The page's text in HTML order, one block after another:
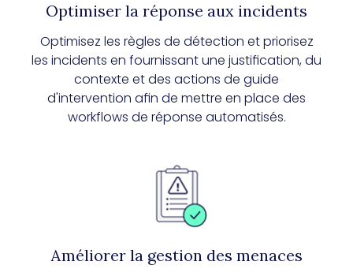
Optimiser la réponse aux incidents
Optimisez les règles de détection et priorisez
les incidents en fournissant une justification, du
contexte et des actions de guide
d'intervention afin de mettre en place des
workflows de réponse automatisés.
Améliorer la gestion des menaces